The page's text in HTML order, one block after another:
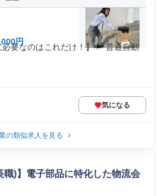
円
要なのはこれだけ！】 ✅ 普通自動
気になる
の類似求人を見る
職)】電子部品に特化した物流会